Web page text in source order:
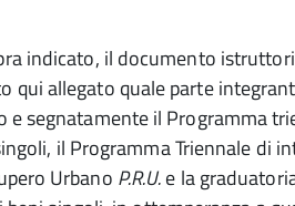
indicato, il documento
qui allegato quale parte
e segnatamente il Programma
il Programma Triennale di
Urbano P.R.U.e la